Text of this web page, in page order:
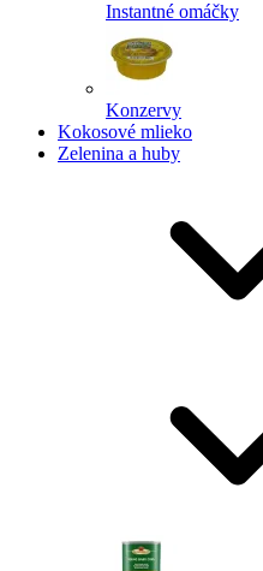
Instantné omáčky
Konzervy
Kokosové mlieko
Zelenina a huby